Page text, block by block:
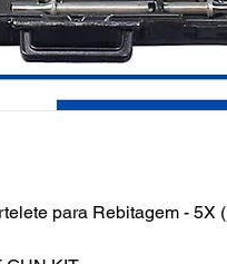
para Rebitagem - 5X (